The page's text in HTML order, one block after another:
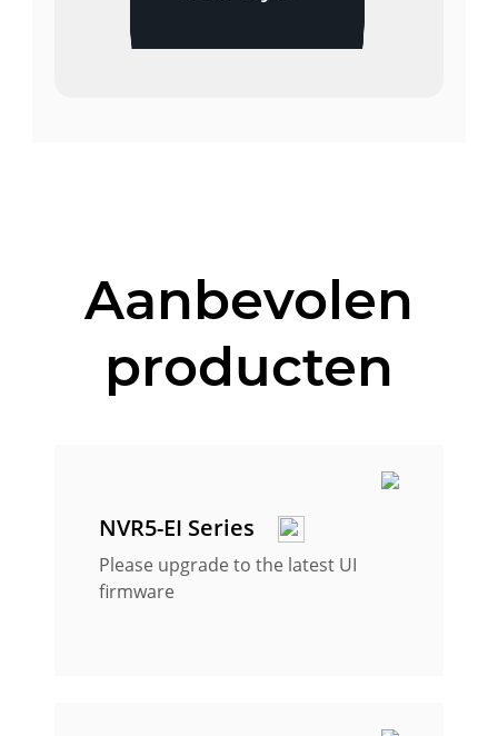
Aanbevolen
producten
NVR5-EI Series
Please upgrade to the latest UI
firmware